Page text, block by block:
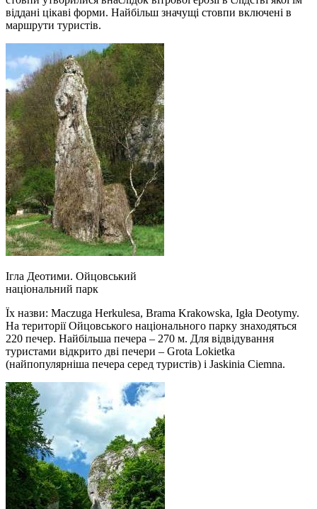
віддані цікаві форми. Найбільш значущі стовпи включені в
маршрути туристів.
Ігла Деотими. Ойцовський
національний парк
Їх назви: Maczuga Herkulesa, Brama Krakowska, Igła Deotymy.
На території Ойцовського національного парку знаходяться
220 печер. Найбільша печера – 270 м. Для відвідування
туристами відкрито дві печери – Grota Lokietka
(найпопулярніша печера серед туристів) і Jaskinia Ciemna.